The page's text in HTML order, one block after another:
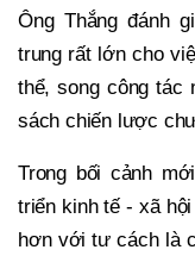
Ông Thắng đánh
trung rất lớn cho
thể, song công tác
sách chiến lược
Trong bối cảnh
triển kinh tế - xã
hơn với tư cách là